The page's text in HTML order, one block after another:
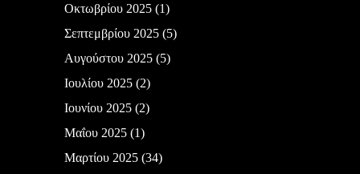
Οκτωβρίου 2025(1)
Σεπτεμβρίου 2025(5)
Αυγούστου 2025(5)
Ιουλίου 2025(2)
Ιουνίου 2025(2)
Μαΐου 2025(1)
Μαρτίου 2025(34)